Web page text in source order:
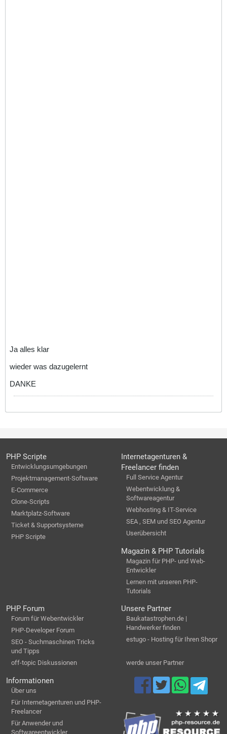
Ja alles klar
wieder was dazugelernt
DANKE
PHP Scripte
Entwicklungsumgebungen
Projektmanagement-Software
E-Commerce
Clone-Scripts
Marktplatz-Software
Ticket & Supportsysteme
PHP Scripte
Internetagenturen &
Freelancer finden
Full Service Agentur
Webentwicklung &
Softwareagentur
Webhosting & IT-Service
SEA , SEM und SEO Agentur
Userübersicht
Magazin & PHP Tutorials
Magazin für PHP- und Web-
Entwickler
Lernen mit unseren PHP-
Tutorials
PHP Forum
Forum für Webentwickler
PHP-Developer Forum
SEO - Suchmaschinen Tricks
und Tipps
off-topic Diskussionen
Unsere Partner
Baukatastrophen.de |
Handwerker finden
estugo - Hosting für Ihren Shopr
werde unser Partner
Informationen
Über uns
Für Internetagenturen und PHP-
Freelancer
Für Anwender und
Softwareentwickler